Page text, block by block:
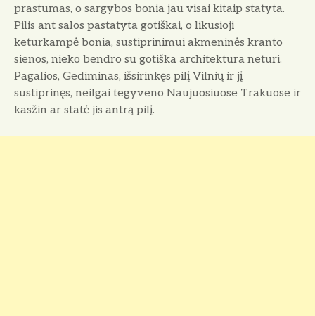
prastumas, o sargybos bonia jau visai kitaip statyta.
Pilis ant salos pastatyta gotiškai, o likusioji
keturkampė bonia, sustiprinimui akmeninės kranto
sienos, nieko bendro su gotiška architektura neturi.
Pagalios, Gediminas, išsirinkęs pilį Vilnių ir jį
sustiprinęs, neilgai tegyveno Naujuosiuose Trakuose ir
kasžin ar statė jis antrą pilį.